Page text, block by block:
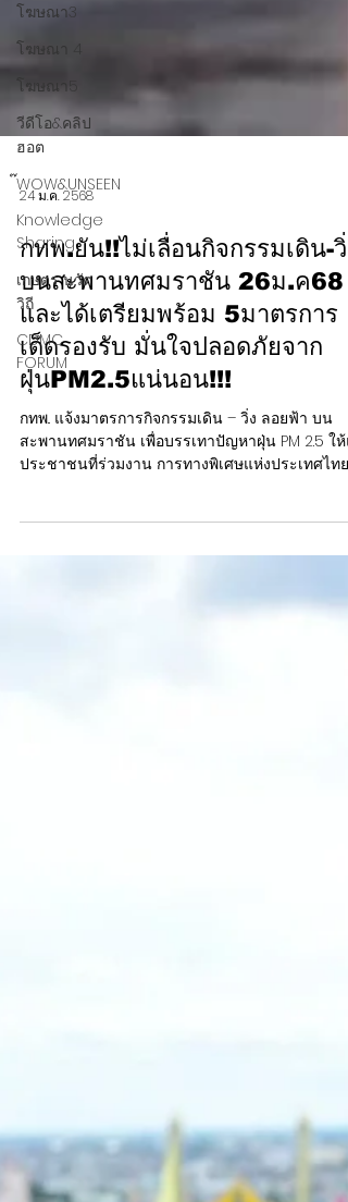
โฆษณา3
โฆษณา 4
โฆษณา5
วีดีโอ&คลิป
ฮอต
๊WOW&UNSEEN
Knowledge
Sharing
เกษตร นวัต
วิถี
CDMC
FORUM
24 ม.ค. 2568
กทพ.ยัน!!ไม่เลื่อนกิจกรรมเดิน-วิ่ง
บนสะพานทศมราชัน 26ม.ค68
และได้เตรียมพร้อม 5มาตรการ
เด็ดรองรับ มั่นใจปลอดภัยจาก
ฝุ่นPM2.5แน่นอน!!!
สะพานทศมราชัน เพื่อบรรเทาปัญหาฝุ่น PM 2.5 ให้